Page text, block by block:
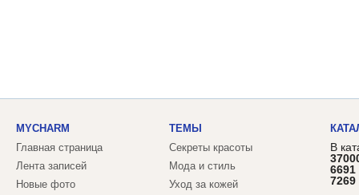
MYCHARM
Главная страница
Лента записей
Новые фото
ТЕМЫ
Секреты красоты
Мода и стиль
Уход за кожей
В
6691
7269